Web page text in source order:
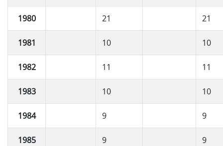
1980 21 21
1981 10 10
1982 11 11
1983 10 10
1984 9 9
1985 9 9